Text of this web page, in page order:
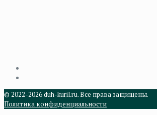
© 2022-2026 duh-kuril.ru. Все права защищены.
Политика конфиденциальности